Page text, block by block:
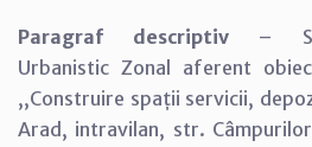
Paragraf descriptiv – Se
Urbanistic Zonal aferent
,,Construire spații servicii,
Arad, intravilan, str.